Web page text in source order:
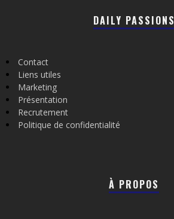
DAILY PASSIONS
Contact
Liens utiles
Marketing
Présentation
Recrutement
Politique de confidentialité
À PROPOS